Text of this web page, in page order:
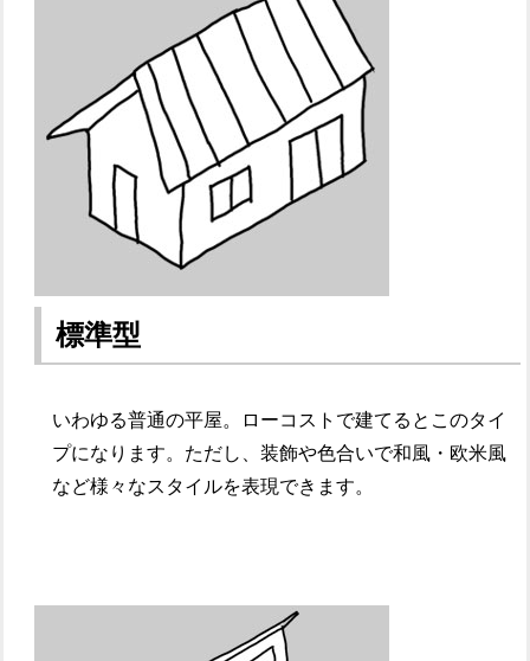
標準型
いわゆる普通の平屋。ローコストで建てるとこのタイ
プになります。ただし、装飾や色合いで和風・欧米風
など様々なスタイルを表現できます。